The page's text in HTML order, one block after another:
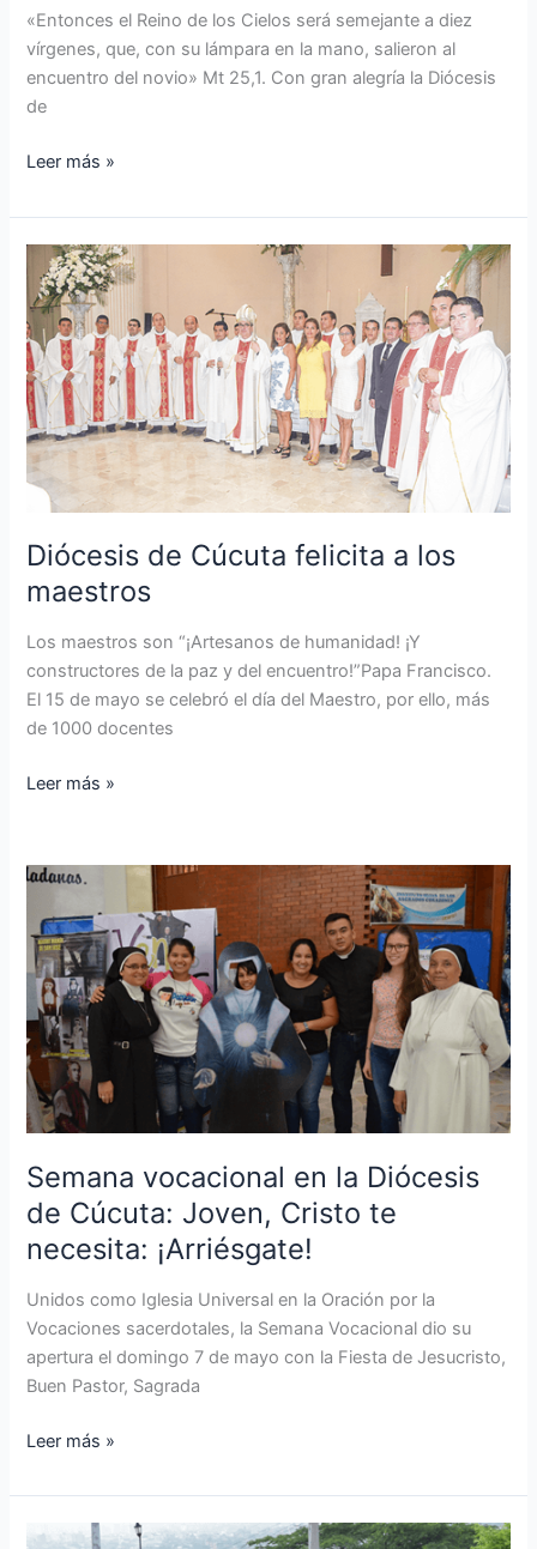
«Entonces el Reino de los Cielos será semejante a diez
vírgenes, que, con su lámpara en la mano, salieron al
encuentro del novio» Mt 25,1. Con gran alegría la Diócesis
de
Leer más »
Diócesis de Cúcuta felicita a los
maestros
Los maestros son “¡Artesanos de humanidad! ¡Y
constructores de la paz y del encuentro!”Papa Francisco.
El 15 de mayo se celebró el día del Maestro, por ello, más
de 1000 docentes
Diócesis
de
Cúcuta
felicita
a
los
maestros
Leer más »
Semana vocacional en la Diócesis
de Cúcuta: Joven, Cristo te
necesita: ¡Arriésgate!
Unidos como Iglesia Universal en la Oración por la
Vocaciones sacerdotales, la Semana Vocacional dio su
apertura el domingo 7 de mayo con la Fiesta de Jesucristo,
Buen Pastor, Sagrada
Semana
vocacional
en
la
Diócesis
de
Cúcuta:
Joven,
Cristo
te
necesita:
¡Arriésgate!
Leer más »
Peregrinación